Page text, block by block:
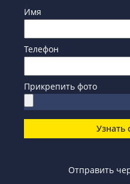
Имя
Телефон
Прикрепить фото
Узнать
Отправить